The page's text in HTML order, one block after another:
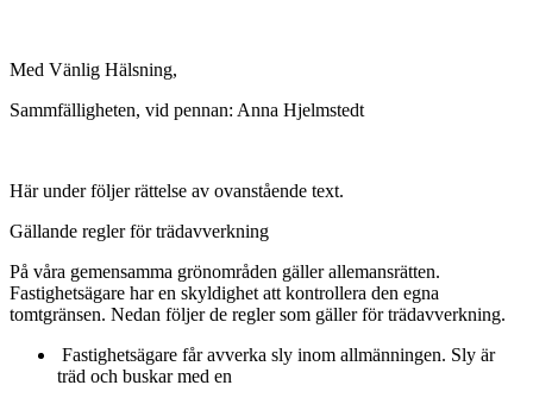
Med Vänlig Hälsning,
Sammfälligheten, vid pennan: Anna Hjelmstedt
Här under följer rättelse av ovanstående text.
Gällande regler för trädavverkning
På våra gemensamma grönområden gäller allemansrätten.
Fastighetsägare har en skyldighet att kontrollera den egna
tomtgränsen. Nedan följer de regler som gäller för trädavverkning.
Fastighetsägare får avverka sly inom allmänningen. Sly är
träd och buskar med en